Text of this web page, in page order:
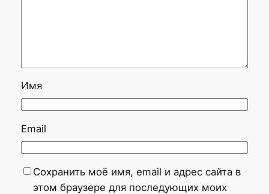
Имя
Email
Сохранить моё имя, email и адрес сайта в
этом браузере для последующих моих